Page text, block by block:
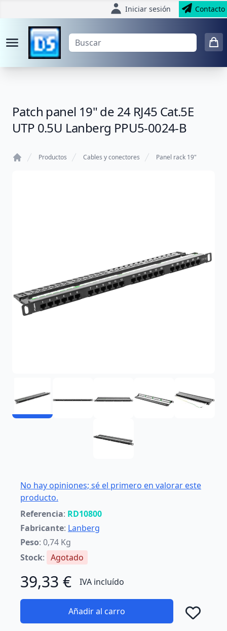
Iniciar sesión Contacto
Patch panel 19" de 24 RJ45 Cat.5E
UTP 0.5U Lanberg PPU5-0024-B
Productos Cables y conectores Panel rack 19"
No hay opiniones; sé el primero en valorar este
producto.
Referencia: RD10800
Fabricante: Lanberg
Peso: 0,74 Kg
Stock: Agotado
39,33 € IVA incluído
Añadir al carro